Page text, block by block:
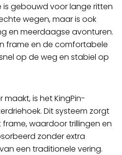
is gebouwd voor lange ritten
wegen, maar is ook
en meerdaagse avonturen.
frame en de comfortabele
op de weg en stabiel op
is het KingPin-
Dit systeem zorgt
waardoor trillingen en
zonder extra
een traditionele vering.